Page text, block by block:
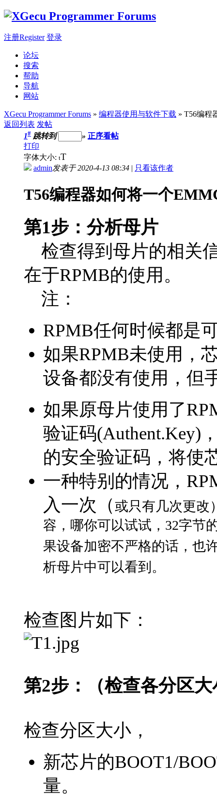
注册Register 登录
论坛
搜索
帮助
导航
网站
XGecu Programmer Forums » 编程器使用与软件下载 » T56编程
返回列表 发帖
1# 跳转到 » 正序看帖
打印
字体大小: tT
admin发表于 2020-4-13 08:34 | 只看该作者
T56编程器如何将一个
第1步：分析母片
检查得到母片的相关
在于RPMB的使用。
注：
RPMB任何时候都是
如果RPMB未使用，
设备都没有使用，但
如果原母片使用了
验证码(Authent.Key)
的安全验证码，将使
一种特别的情况，
入一次（或只有几次更改
容，哪你可以试试，32字节
果设备加密不严格的话，也
析母片中可以看到。
检查图片如下：
第2步：（检查各分区大
检查分区大小，
新芯片的BOOT1/
量。